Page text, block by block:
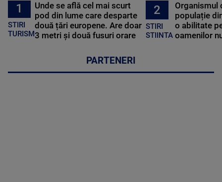
1
STIRI
TURISM
Unde se află cel mai scurt
pod din lume care desparte
două țări europene. Are doar
3 metri și două fusuri orare
2
STIRI
STIINTA
Organismul
populație
o abilitate
oamenilor
PARTENERI